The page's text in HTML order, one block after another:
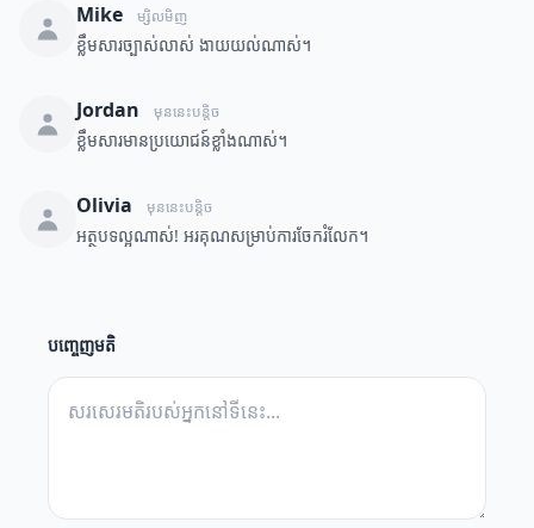
Mike ម្សិលមិញ
ខ្លឹមសារច្បាស់លាស់ ងាយយល់ណាស់។
Jordan មុននេះបន្តិច
ខ្លឹមសារមានប្រយោជន៍ខ្លាំងណាស់។
Olivia មុននេះបន្តិច
អត្ថបទល្អណាស់! អរគុណសម្រាប់ការចែករំលែក។
បញ្ចេញមតិ